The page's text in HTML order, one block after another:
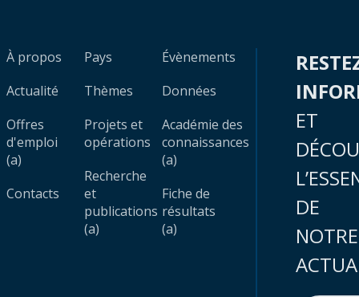
À propos
Actualité
Offres
d'emploi
(a)
Contacts
Pays
Thèmes
Projets et
opérations
Recherche
et
publications
(a)
Évènements
Données
Académie des
connaissances
(a)
Fiche de
résultats
(a)
ET
DE
NOTRE